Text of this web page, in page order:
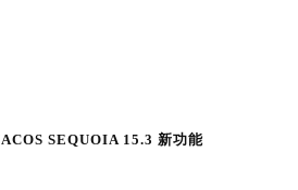
SEQUOIA 15.3 新功能